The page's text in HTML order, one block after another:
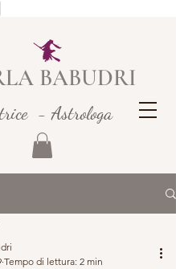
BABUDRI
- Astrologa
Tempo di lettura: 2 min